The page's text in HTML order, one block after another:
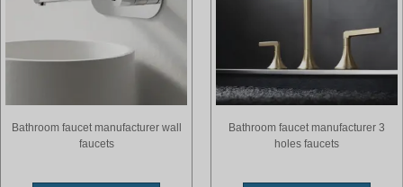
Bathroom faucet manufacturer 3
holes faucets
Bathroom faucet manufacturer wall
faucets